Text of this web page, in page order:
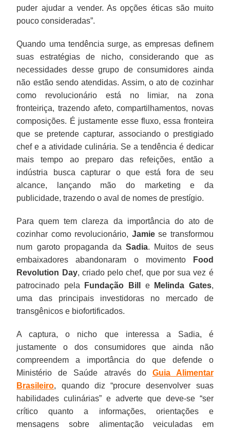
puder ajudar a vender. As opções éticas são muito
pouco consideradas”.
Quando uma tendência surge, as empresas definem
suas estratégias de nicho, considerando que as
necessidades desse grupo de consumidores ainda
não estão sendo atendidas. Assim, o ato de cozinhar
como revolucionário está no limiar, na zona
fronteiriça, trazendo afeto, compartilhamentos, novas
composições. É justamente esse fluxo, essa fronteira
que se pretende capturar, associando o prestigiado
chef e a atividade culinária. Se a tendência é dedicar
mais tempo ao preparo das refeições, então a
indústria busca capturar o que está fora de seu
alcance, lançando mão do marketing e da
publicidade, trazendo o aval de nomes de prestígio.
Para quem tem clareza da importância do ato de
cozinhar como revolucionário, Jamiese transformou
num garoto propaganda daSadia. Muitos de seus
embaixadores abandonaram o movimento
Food
Revolution Day, criado pelo chef, que por sua vez é
patrocinado pela
Fundação Bill e Melinda Gates,
uma das principais investidoras no mercado de
transgênicos e biofortificados.
A captura, o nicho que interessa a Sadia, é
justamente o dos consumidores que ainda não
compreendem a importância do que defende o
Ministério de Saúde através do Guia Alimentar
Brasileiro, quando diz “procure desenvolver suas
habilidades culinárias” e adverte que deve-se “ser
crítico quanto a informações, orientações e
mensagens sobre alimentação veiculadas em